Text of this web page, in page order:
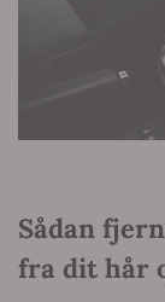
Sådan
fra dit hår